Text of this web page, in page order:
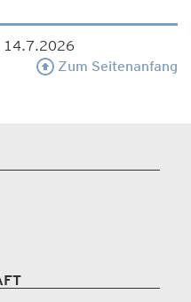
14.7.2026
Zum Seitenanfang